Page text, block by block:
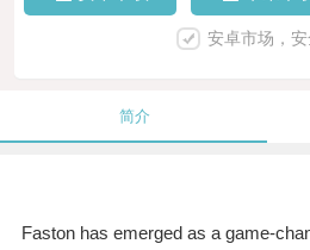
安卓市场，
简介
Faston has emerged as a game-